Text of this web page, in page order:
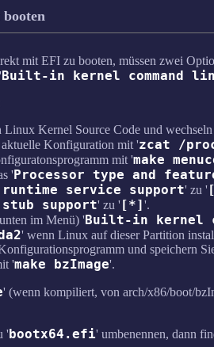
mit EFI zu booten, müssen zwei
Built-in kernel command
Linux Kernel Source Code und
Konfiguration mit 'zcat /
mit 'make
'Processor type and
runtime service support' zu '
support' zu '[*]'.
im Menü) 'Built-in kernel
' wenn Linux auf dieser Partition
und speichern
'make bzImage'.
' (wenn kompiliert, von arch/x86/boot/
'bootx64.efi' umbenennen, dann